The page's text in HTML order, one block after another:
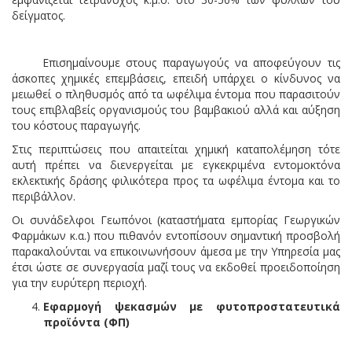
δείγματος.
Επισημαίνουμε στους παραγωγούς να αποφεύγουν τις
άσκοπες χημικές επεμβάσεις, επειδή υπάρχει ο κίνδυνος να
μειωθεί ο πληθυσμός από τα ωφέλιμα έντομα που παρασιτούν
τους επιβλαβείς οργανισμούς του βαμβακιού αλλά και αύξηση
του κόστους παραγωγής.
Στις περιπτώσεις που απαιτείται χημική καταπολέμηση τότε
αυτή πρέπει να διενεργείται με εγκεκριμένα εντομοκτόνα
εκλεκτικής δράσης φιλικότερα προς τα ωφέλιμα έντομα και το
περιβάλλον.
Οι συνάδελφοι Γεωπόνοι (καταστήματα εμπορίας Γεωργικών
Φαρμάκων κ.α.) που πιθανόν εντοπίσουν σημαντική προσβολή
παρακαλούνται να επικοινωνήσουν άμεσα με την Υπηρεσία μας
έτσι ώστε σε συνεργασία μαζί τους να εκδοθεί προειδοποίηση
για την ευρύτερη περιοχή.
Εφαρμογή ψεκασμών με φυτοπροστατευτικά
προϊόντα (ΦΠ)